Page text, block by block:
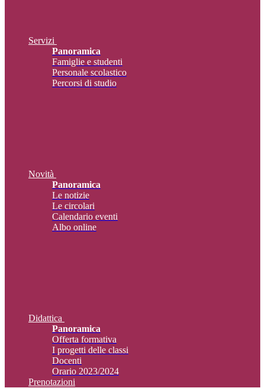
Servizi
Panoramica
Famiglie e studenti
Personale scolastico
Percorsi di studio
Novità
Panoramica
Le notizie
Le circolari
Calendario eventi
Albo online
Didattica
Panoramica
Offerta formativa
I progetti delle classi
Docenti
Orario 2023/2024
Prenotazioni